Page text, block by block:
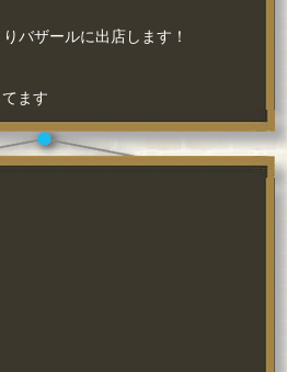
バザールに出店します！
ます